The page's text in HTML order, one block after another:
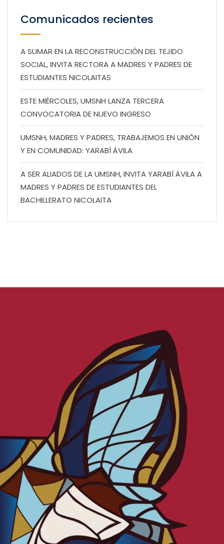
Comunicados recientes
A SUMAR EN LA RECONSTRUCCIÓN DEL TEJIDO
SOCIAL, INVITA RECTORA A MADRES Y PADRES DE
ESTUDIANTES NICOLAITAS
ESTE MIÉRCOLES, UMSNH LANZA TERCERA
CONVOCATORIA DE NUEVO INGRESO
UMSNH, MADRES Y PADRES, TRABAJEMOS EN UNIÓN
Y EN COMUNIDAD: YARABÍ ÁVILA
A SER ALIADOS DE LA UMSNH, INVITA YARABÍ ÁVILA A
MADRES Y PADRES DE ESTUDIANTES DEL
BACHILLERATO NICOLAITA